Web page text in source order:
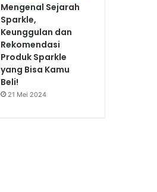
Mengenal Sejarah
Sparkle,
Keunggulan dan
Rekomendasi
Produk Sparkle
yang Bisa Kamu
Beli!
21 Mei 2024